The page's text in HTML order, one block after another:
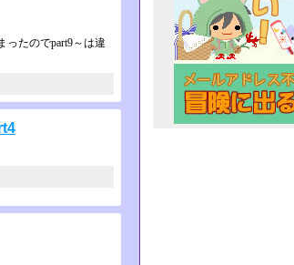
た­のでpart9～は違